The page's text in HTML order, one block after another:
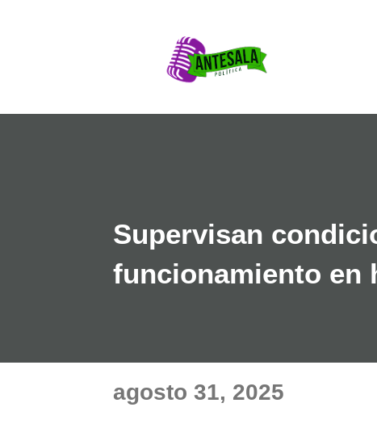
Supervisan
funcionamiento en
agosto 31, 2025